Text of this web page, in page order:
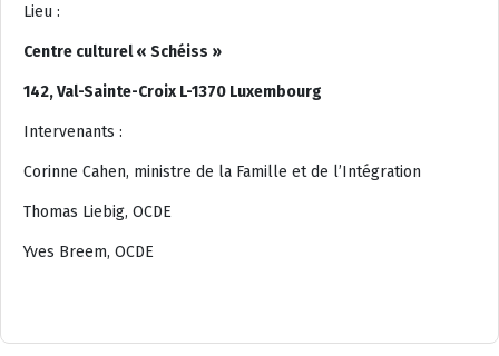
Lieu :
Centre culturel « Schéiss »
142, Val-Sainte-Croix L-1370 Luxembourg
Intervenants :
Corinne Cahen, ministre de la Famille et de l’Intégration
Thomas Liebig, OCDE
Yves Breem, OCDE